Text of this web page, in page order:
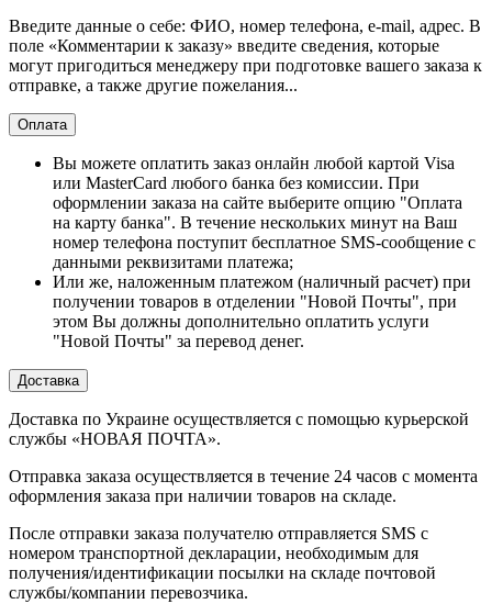
Введите данные о себе: ФИО, номер телефона, e-mail, адрес. В
поле «Комментарии к заказу» введите сведения, которые
могут пригодиться менеджеру при подготовке вашего заказа к
отправке, а также другие пожелания...
Оплата
Вы можете оплатить заказ онлайн любой картой Visa
или MasterCard любого банка без комиссии. При
оформлении заказа на сайте выберите опцию "Оплата
на карту банка". В течение нескольких минут на Ваш
номер телефона поступит бесплатное SMS-сообщение с
данными реквизитами платежа;
Или же, наложенным платежом (наличный расчет) при
получении товаров в отделении "Новой Почты", при
этом Вы должны дополнительно оплатить услуги
"Новой Почты" за перевод денег.
Доставка
Доставка по Украине осуществляется с помощью курьерской
службы «НОВАЯ ПОЧТА».
Отправка заказа осуществляется в течение 24 часов с момента
оформления заказа при наличии товаров на складе.
После отправки заказа получателю отправляется SMS с
номером транспортной декларации, необходимым для
получения/идентификации посылки на складе почтовой
службы/компании перевозчика.